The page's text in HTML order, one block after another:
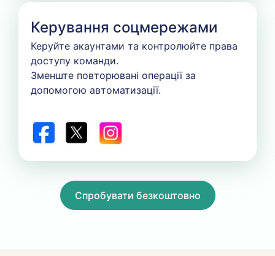
Керування соцмережами
Керуйте акаунтами та контролюйте права
доступу команди.
Зменште повторювані операції за
допомогою автоматизації.
Спробувати безкоштовно